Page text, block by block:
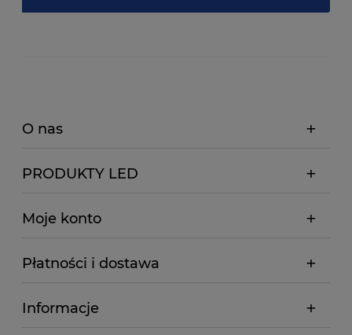
O nas
PRODUKTY LED
Moje konto
Płatności i dostawa
Informacje